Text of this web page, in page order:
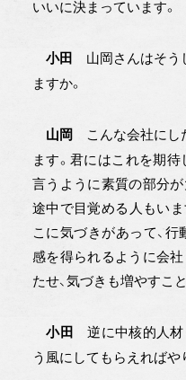
いいに決まっています。
小田
山岡さんはそう
ますか。
山岡
こんな会社にし
ます。君にはこれを期
言うように素質の部分
途中で目覚める人もい
こに気づきがあって、
感を得られるように会
たせ、気づきも増やすこ
小田
逆に中核的人材
う風にしてもらえればや